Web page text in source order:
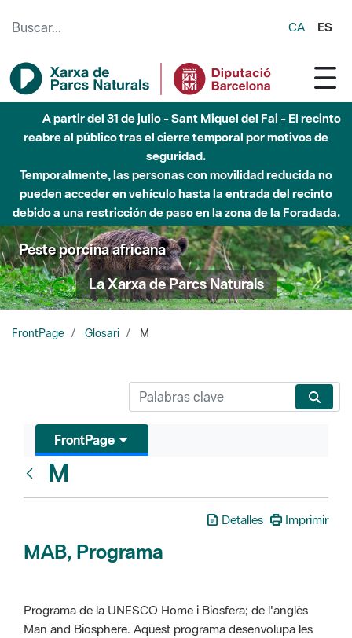
CA ES
A partir del 31 de julio - Sant Miquel del Fai - El recinto
reabre al público tras el cierre temporal por motivos de
seguridad.
Temporalmente, las personas con movilidad reducida no
pueden acceder en vehículo hasta la entrada del recinto
debido a una restricción de paso en la zona de la Foradada.
Peste porcina africana
La Xarxa de Parcs Naturals
FrontPage Glosari M
FrontPage
M
Detalles Imprimir
MAB, Programa
Programa de la UNESCO Home i Biosfera; de l'anglès
Man and Biosphere. Aquest programa desenvolupa les